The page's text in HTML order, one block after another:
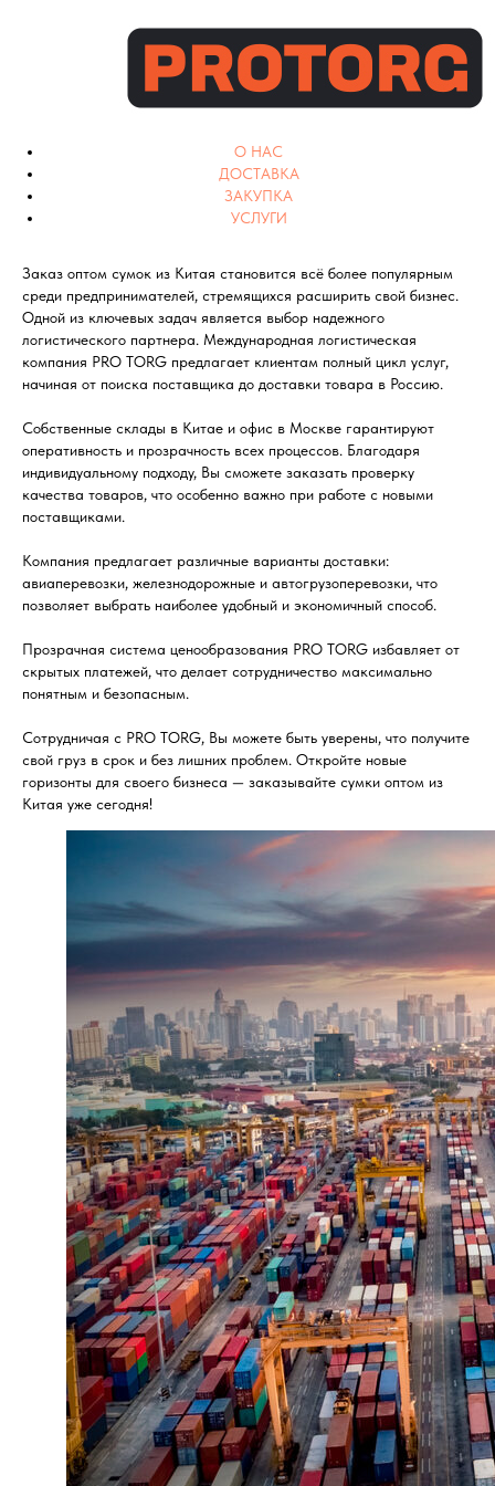
О НАС
ДОСТАВКА
ЗАКУПКА
УСЛУГИ
Заказ оптом сумок из Китая становится всё более популярным
среди предпринимателей, стремящихся расширить свой бизнес.
Одной из ключевых задач является выбор надежного
логистического партнера. Международная логистическая
компания PRO TORG предлагает клиентам полный цикл услуг,
начиная от поиска поставщика до доставки товара в Россию.
Собственные склады в Китае и офис в Москве гарантируют
оперативность и прозрачность всех процессов. Благодаря
индивидуальному подходу, Вы сможете заказать проверку
качества товаров, что особенно важно при работе с новыми
поставщиками.
Компания предлагает различные варианты доставки:
авиаперевозки, железнодорожные и автогрузоперевозки, что
позволяет выбрать наиболее удобный и экономичный способ.
Прозрачная система ценообразования PRO TORG избавляет от
скрытых платежей, что делает сотрудничество максимально
понятным и безопасным.
Сотрудничая с PRO TORG, Вы можете быть уверены, что получите
свой груз в срок и без лишних проблем. Откройте новые
горизонты для своего бизнеса — заказывайте сумки оптом из
Китая уже сегодня!